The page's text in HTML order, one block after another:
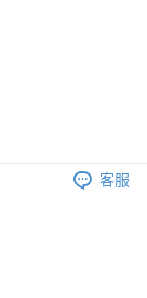
天內取。逾期後
客服